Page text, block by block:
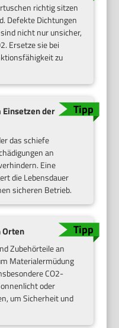
richtig sitzen
Defekte Dichtungen
nicht nur unsicher,
Ersetze sie bei
zu
Einsetzen der
das schiefe
an
Eine
die Lebensdauer
sicheren Betrieb.
Orten
Zubehörteile an
Materialermüdung
CO2-
oder
um Sicherheit und